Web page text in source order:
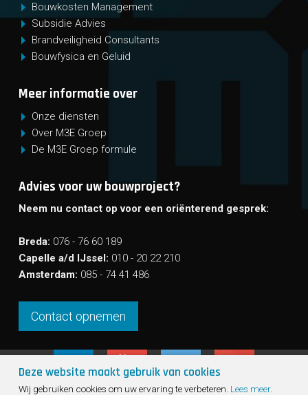
Bouwkosten Management
Subsidie Advies
Brandveiligheid Consultants
Bouwfysica en Geluid
Meer informatie over
Onze diensten
Over M3E Groep
De M3E Groep formule
Advies voor uw bouwproject?
Neem nu contact op voor een oriënterend gesprek:
Breda: 076 - 76 60 189
Capelle a/d IJssel: 010 - 20 22 210
Amsterdam: 085 - 74 41 486
Contact opnemen
Deze website maakt gebruik van cookies
Wij gebruiken cookies om uw ervaring te verbeteren. Lees meer.